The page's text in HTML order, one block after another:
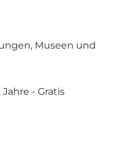
Museen und
Jahre - Gratis